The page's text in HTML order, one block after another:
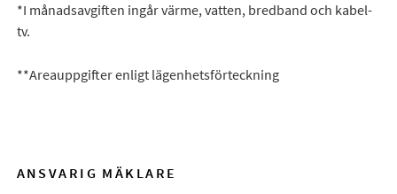
*I månadsavgiften ingår värme, vatten, bredband och kabel-
tv.
**Areauppgifter enligt lägenhetsförteckning
ANSVARIG MÄKLARE